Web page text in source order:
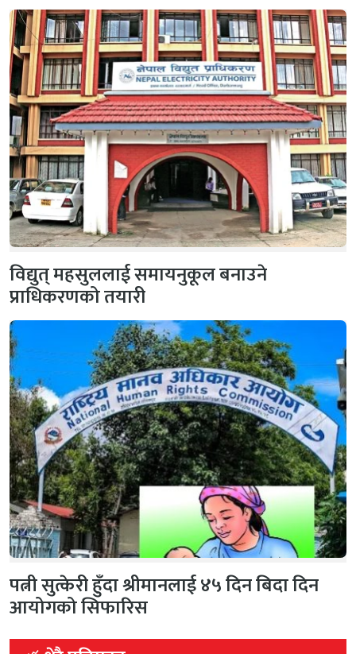
विद्युत् महसुललाई समायनुकूल बनाउने
प्राधिकरणको तयारी
पत्नी सुत्केरी हुँदा श्रीमानलाई ४५ दिन बिदा दिन
आयोगको सिफारिस